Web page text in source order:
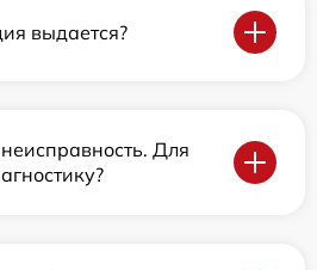
выдается?
Для